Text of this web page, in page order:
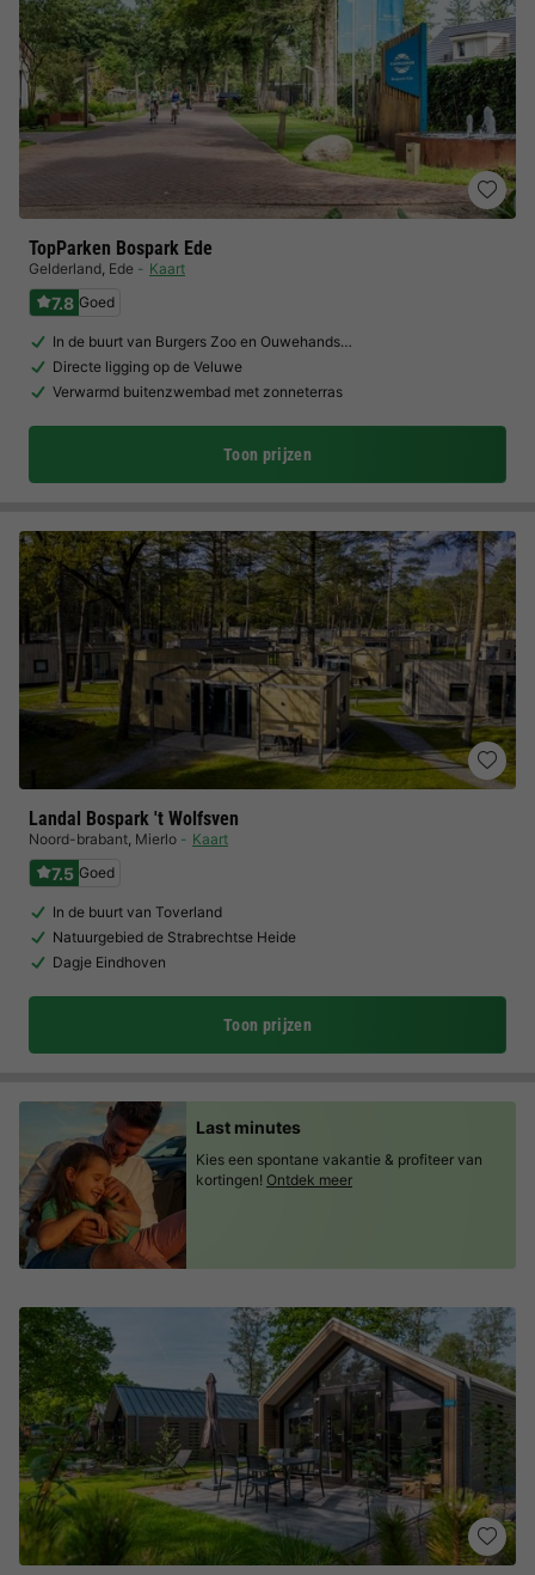
TopParken Bospark Ede
Gelderland, Ede Kaart
7.8 Goed
In de buurt van Burgers Zoo en Ouwehands…
Directe ligging op de Veluwe
Verwarmd buitenzwembad met zonneterras
Toon prijzen
Landal Bospark 't Wolfsven
Noord-brabant, Mierlo Kaart
7.5 Goed
In de buurt van Toverland
Natuurgebied de Strabrechtse Heide
Dagje Eindhoven
Toon prijzen
Last minutes
Kies een spontane vakantie & profiteer van
kortingen! Ontdek meer